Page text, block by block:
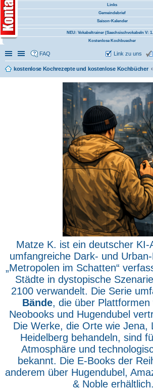
Links
Gemeindebrief
Saison-Kalender
NEU: Vokabeltrainer (Saechsischvokabeln V:
Kostenlose Kochbuecher
Schnellzugriff
Linkliste
FAQ Link zu uns
kostenlose Kochrezepte und kostenlose Kochbücher
Matze K. ist ein deutscher KI-
umfangreiche Dark- und
„Metropolen im Schatten“
Städte in dystopische
2100 verwandelt. Die Serie
Bände, die über Plattformen
Neobooks und Hugendubel
Die Werke, die Orte wie Jena,
Heidelberg behandeln, sind
Atmosphäre und
bekannt. Die E-Books der
anderem über Hugendubel,
& Noble erhältlich.